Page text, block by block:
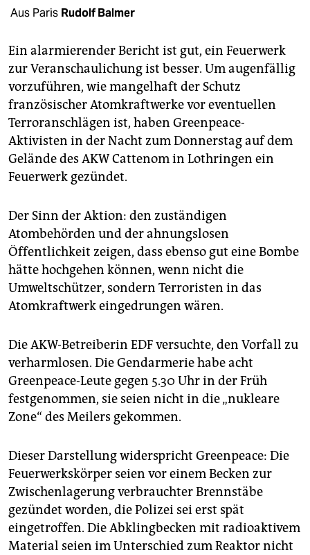
shop
unterstützen
abo
genossenschaft
epaper login
Aus Paris Rudolf Balmer
Ein alarmierender Bericht ist gut, ein Feuerwerk
zur Veranschaulichung ist besser. Um augenfällig
vorzuführen, wie mangelhaft der Schutz
französischer Atomkraftwerke vor eventuellen
Terroranschlägen ist, haben Greenpeace-
Aktivisten in der Nacht zum Donnerstag auf dem
Gelände des AKW Cattenom in Lothringen ein
Feuerwerk gezündet.
Der Sinn der Aktion: den zuständigen
Atombehörden und der ahnungslosen
Öffentlichkeit zeigen, dass ebenso gut eine Bombe
hätte hochgehen können, wenn nicht die
Umweltschützer, sondern Terroristen in das
Atomkraftwerk eingedrungen wären.
Die AKW-Betreiberin EDF versuchte, den Vorfall zu
verharmlosen. Die Gendarmerie habe acht
Greenpeace-Leute gegen 5.30 Uhr in der Früh
festgenommen, sie seien nicht in die „nukleare
Zone“ des Meilers gekommen.
Dieser Darstellung widerspricht Greenpeace: Die
Feuerwerkskörper seien vor einem Becken zur
Zwischenlagerung verbrauchter Brennstäbe
gezündet worden, die Polizei sei erst spät
eingetroffen. Die Abklingbecken mit radioaktivem
Material seien im Unterschied zum Reaktor nicht